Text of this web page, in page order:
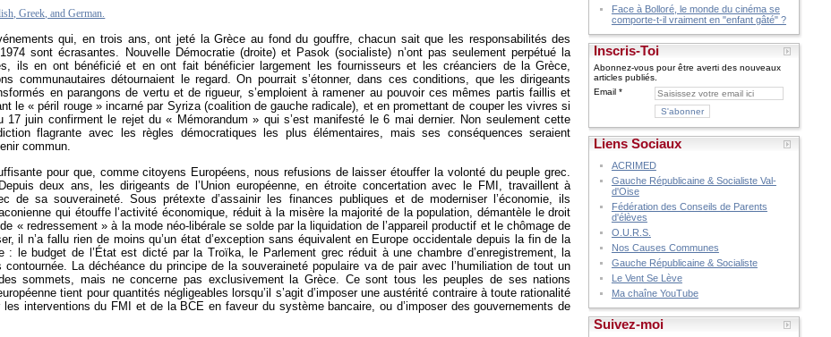
Greek, and German.
qui, en trois ans, ont jeté la Grèce au fond du gouffre, chacun sait que les responsabilités des
sont écrasantes. Nouvelle Démocratie (droite) et Pasok (socialiste) n’ont pas seulement perpétué la
ils en ont bénéficié et en ont fait bénéficier largement les fournisseurs et les créanciers de la Grèce,
communautaires détournaient le regard. On pourrait s’étonner, dans ces conditions, que les dirigeants
en parangons de vertu et de rigueur, s’emploient à ramener au pouvoir ces mêmes partis faillis et
le « péril rouge » incarné par Syriza (coalition de gauche radicale), et en promettant de couper les vivres si
17 juin confirment le rejet du « Mémorandum » qui s’est manifesté le 6 mai dernier. Non seulement cette
flagrante avec les règles démocratiques les plus élémentaires, mais ses conséquences seraient
commun.
pour que, comme citoyens Européens, nous refusions de laisser étouffer la volonté du peuple grec.
deux ans, les dirigeants de l’Union européenne, en étroite concertation avec le FMI, travaillent à
de sa souveraineté. Sous prétexte d’assainir les finances publiques et de moderniser l’économie, ils
qui étouffe l’activité économique, réduit à la misère la majorité de la population, démantèle le droit
« redressement » à la mode néo-libérale se solde par la liquidation de l’appareil productif et le chômage de
il n’a fallu rien de moins qu’un état d’exception sans équivalent en Europe occidentale depuis la fin de la
: le budget de l’État est dicté par la Troïka, le Parlement grec réduit à une chambre d’enregistrement, la
La déchéance du principe de la souveraineté populaire va de pair avec l’humiliation de tout un
sommets, mais ne concerne pas exclusivement la Grèce. Ce sont tous les peuples de ses nations
tient pour quantités négligeables lorsqu’il s’agit d’imposer une austérité contraire à toute rationalité
interventions du FMI et de la BCE en faveur du système bancaire, ou d’imposer des gouvernements de
Face à Bolloré, le monde du cinéma se
comporte-t-il vraiment en "enfant gâté" ?
Inscris-Toi
Abonnez-vous pour être averti des nouveaux
articles publiés.
Email
Liens Sociaux
ACRIMED
Gauche Républicaine & Socialiste Val-
d'Oise
Fédération des Conseils de Parents
d'élèves
O.U.R.S.
Nos Causes Communes
Gauche Républicaine & Socialiste
Le Vent Se Lève
Ma chaîne YouTube
Suivez-moi